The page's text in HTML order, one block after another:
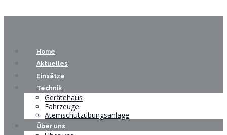
Home
Aktuelles
Einsätze
Technik
Gerätehaus
Fahrzeuge
Atemschutzübungsanlage
Über uns